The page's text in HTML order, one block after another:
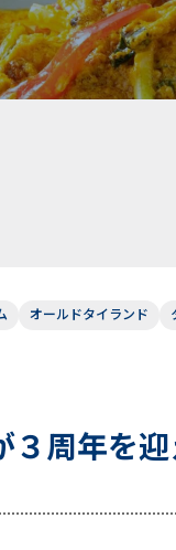
オールドタイランド
周年を迎